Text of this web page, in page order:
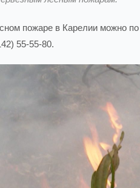
пожаре в Карелии можно
55-55-80.